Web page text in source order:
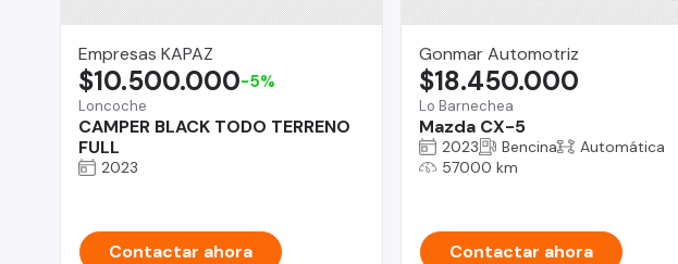
Empresas KAPAZ
Loncoche
CAMPER BLACK TODO TERRENO
FULL
$10.500.000-5%
2023
Contactar ahora
Gonmar Automotriz
Lo Barnechea
Mazda CX-5
$18.450.000
2023 Bencina
Automática
57000 km
Contactar ahora